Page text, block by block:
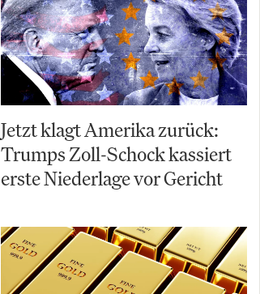
Jetzt klagt Amerika zurück:
Trumps Zoll-Schock kassiert
erste Niederlage vor Gericht